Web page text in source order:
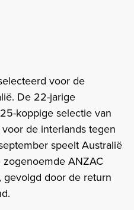
voor de
De 22-jarige
koppige selectie van
de interlands tegen
speelt Australië
ANZAC
gevolgd door de return